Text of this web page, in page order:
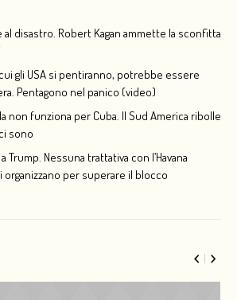
disastro. Robert Kagan ammette la sconfitta
cui gli USA si pentiranno, potrebbe essere
Pentagono nel panico (video)
non funziona per Cuba. Il Sud America ribolle
sono
Trump. Nessuna trattativa con l’Havana
per superare il blocco